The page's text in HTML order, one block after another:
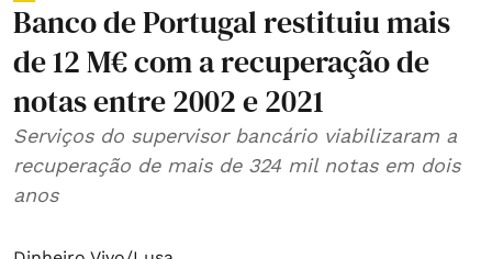
Banco de Portugal restituiu mais
de 12 M€ com a recuperação de
notas entre 2002 e 2021
Serviços do supervisor bancário viabilizaram a
recuperação de mais de 324 mil notas em dois
anos